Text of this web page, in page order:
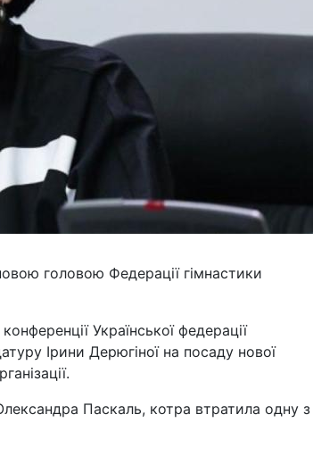
головою Федерації гімнастики
Української федерації
Ірини Дерюгіної на посаду нової
Паскаль, котра втратила одну з